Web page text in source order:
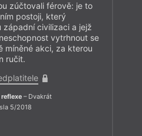
zúčtovali férově: je to
postoji, který
západní civilizaci a jejž
vytrhnout se
míněné akci, za kterou
ručit.
reflexe – Dvakrát
5/2018